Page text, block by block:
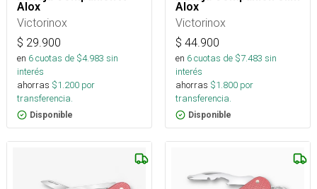
Alox
Victorinox
$ 29.900
en 6cuotas de $4.983 sin
interés
ahorras $1.200 por
transferencia.
Disponible
Alox
Victorinox
$ 44.900
en 6cuotas de $7.483 sin
interés
ahorras $1.800 por
transferencia.
Disponible